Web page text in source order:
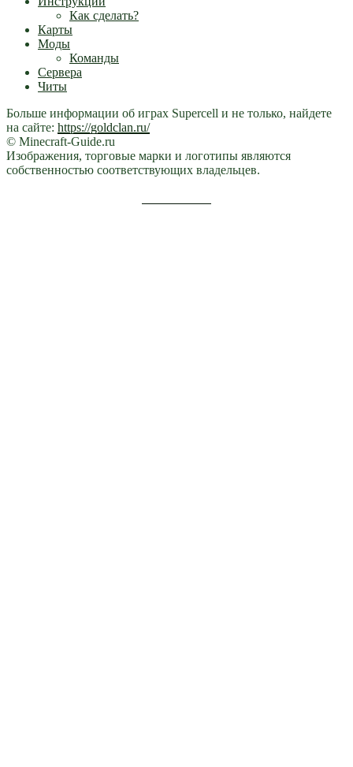
Как сделать?
Карты
Моды
Команды
Сервера
Читы
Больше информации об играх Supercell и не только, найдете
на сайте: https://goldclan.ru/
© Minecraft-Guide.ru
Изображения, торговые марки и логотипы являются
собственностью соответствующих владельцев.